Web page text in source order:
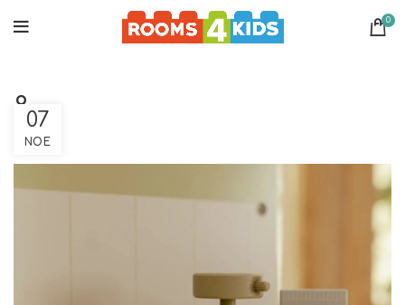
0
807
ΝΟΈ